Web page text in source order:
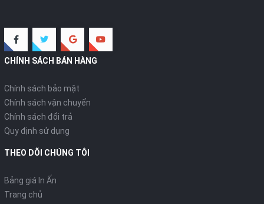
CHÍNH SÁCH BÁN HÀNG
Chính sách bảo mật
Chính sách vận chuyển
Chính sách đổi trả
Quy định sử dụng
THEO DÕI CHÚNG TÔI
Bảng giá In Ấn
Trang chủ